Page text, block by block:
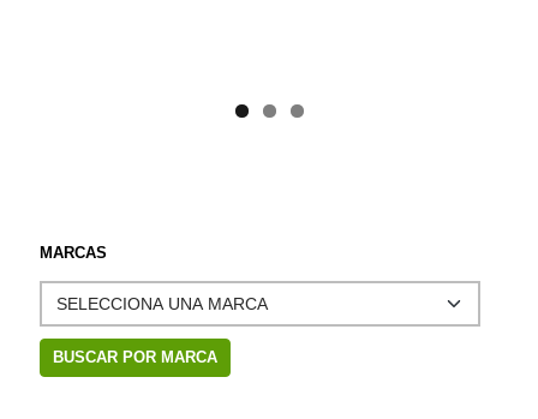
MARCAS